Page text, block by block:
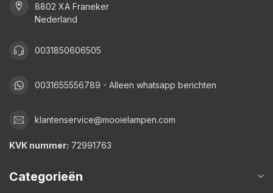
8802 XA Franeker
Nederland
0031850606505
0031655556789 - Alleen whatsapp berichten
klantenservice@mooielampen.com
KVK nummer: 72991763
Categorieën